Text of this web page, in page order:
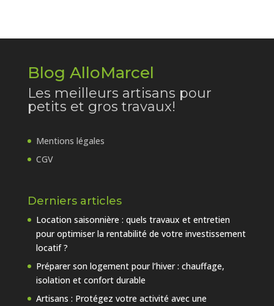
Blog AlloMarcel
Les meilleurs artisans pour
petits et gros travaux!
Mentions légales
CGV
Derniers articles
Location saisonnière : quels travaux et entretien
pour optimiser la rentabilité de votre investissement
locatif ?
Préparer son logement pour l’hiver : chauffage,
isolation et confort durable
Artisans : Protégez votre activité avec une